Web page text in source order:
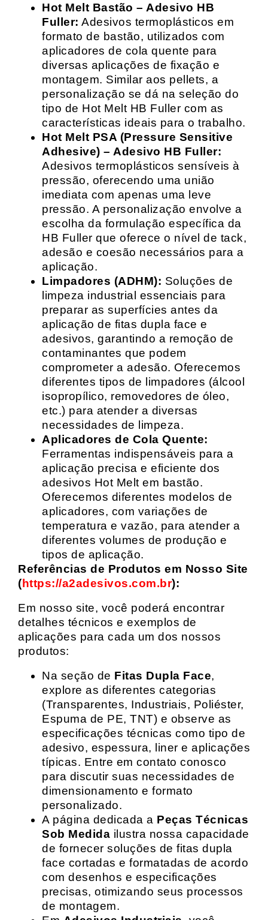
Hot Melt Bastão – Adesivo HB
Fuller: Adesivos termoplásticos em
formato de bastão, utilizados com
aplicadores de cola quente para
diversas aplicações de fixação e
montagem. Similar aos pellets, a
personalização se dá na seleção do
tipo de Hot Melt HB Fuller com as
características ideais para o trabalho.
Hot Melt PSA (Pressure Sensitive
Adhesive) – Adesivo HB Fuller:
Adesivos termoplásticos sensíveis à
pressão, oferecendo uma união
imediata com apenas uma leve
pressão. A personalização envolve a
escolha da formulação específica da
HB Fuller que oferece o nível de tack,
adesão e coesão necessários para a
aplicação.
Limpadores (ADHM): Soluções de
limpeza industrial essenciais para
preparar as superfícies antes da
aplicação de fitas dupla face e
adesivos, garantindo a remoção de
contaminantes que podem
comprometer a adesão. Oferecemos
diferentes tipos de limpadores (álcool
isopropílico, removedores de óleo,
etc.) para atender a diversas
necessidades de limpeza.
Aplicadores de Cola Quente:
Ferramentas indispensáveis para a
aplicação precisa e eficiente dos
adesivos Hot Melt em bastão.
Oferecemos diferentes modelos de
aplicadores, com variações de
temperatura e vazão, para atender a
diferentes volumes de produção e
tipos de aplicação.
Referências de Produtos em Nosso Site
(https://a2adesivos.com.br):
Em nosso site, você poderá encontrar
detalhes técnicos e exemplos de
aplicações para cada um dos nossos
produtos:
Na seção de Fitas Dupla Face,
explore as diferentes categorias
(Transparentes, Industriais, Poliéster,
Espuma de PE, TNT) e observe as
especificações técnicas como tipo de
adesivo, espessura, liner e aplicações
típicas. Entre em contato conosco
para discutir suas necessidades de
dimensionamento e formato
personalizado.
A página dedicada a Peças Técnicas
Sob Medida ilustra nossa capacidade
de fornecer soluções de fitas dupla
face cortadas e formatadas de acordo
com desenhos e especificações
precisas, otimizando seus processos
de montagem.